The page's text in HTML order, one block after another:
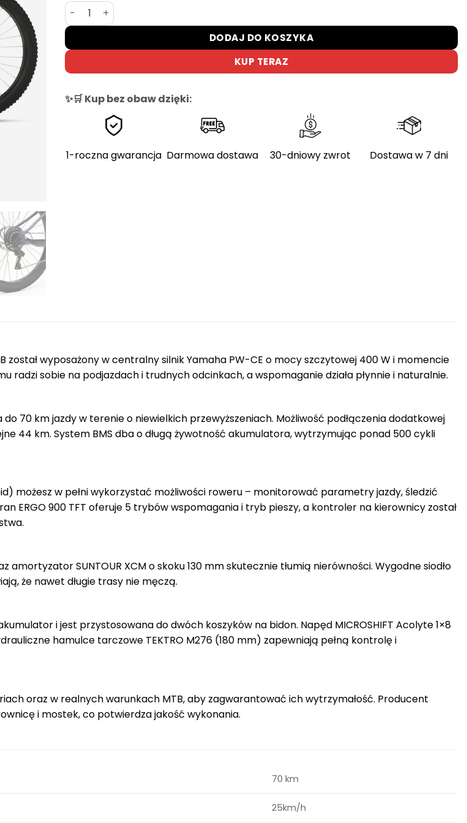
ilość Rockrider E-Expl 520 MTB 29" – rower elektryczny górski z silnikiem Yamaha i
DODAJ DO KOSZYKA
KUP TERAZ
✨🛒 Kup bez obaw dzięki:
1-roczna gwarancja Darmowa dostawa 30-dniowy zwrot Dostawa w 7 dni
został wyposażony w centralny silnik Yamaha PW-CE o mocy szczytowej 400 W i momencie
radzi sobie na podjazdach i trudnych odcinkach, a wspomaganie działa płynnie i naturalnie.
70 km jazdy w terenie o niewielkich przewyższeniach. Możliwość podłączenia dodatkowej
44 km. System BMS dba o długą żywotność akumulatora, wytrzymując ponad 500 cykli
możesz w pełni wykorzystać możliwości roweru – monitorować parametry jazdy, śledzić
ERGO 900 TFT oferuje 5 trybów wspomagania i tryb pieszy, a kontroler na kierownicy został
amortyzator SUNTOUR XCM o skoku 130 mm skutecznie tłumią nierówności. Wygodne siodło
że nawet długie trasy nie męczą.
i jest przystosowana do dwóch koszyków na bidon. Napęd MICROSHIFT Acolyte 1×8
hamulce tarczowe TEKTRO M276 (180 mm) zapewniają pełną kontrolę i
oraz w realnych warunkach MTB, aby zagwarantować ich wytrzymałość. Producent
i mostek, co potwierdza jakość wykonania.
70 km
25km/h